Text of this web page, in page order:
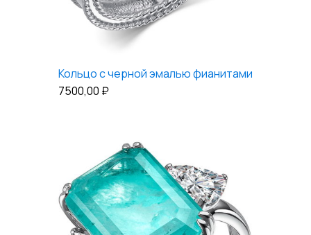
Кольцо с черной эмалью фианитами
7500,00 ₽